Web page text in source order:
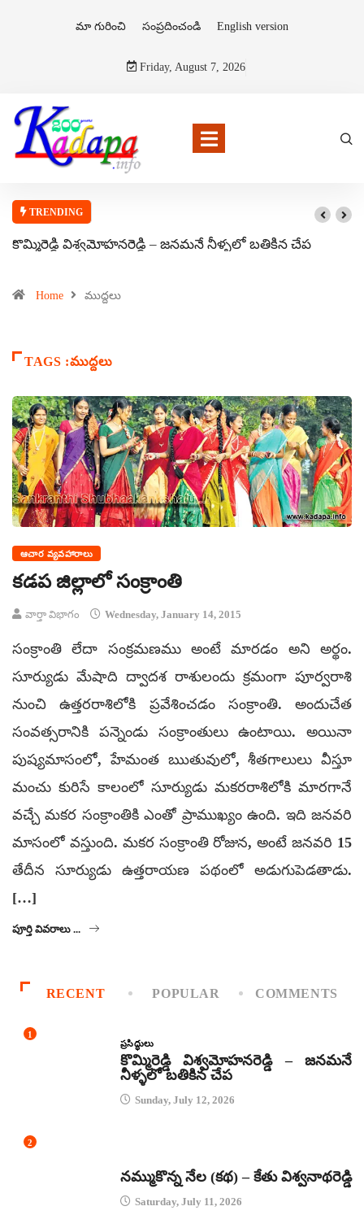
మా గురించి సంప్రదించండి English version
Friday, August 7, 2026
TRENDING
కొమ్మిరెడ్డి విశ్వమోహనరెడ్డి – జనమనే నీళ్ళలో బతికిన చేప
Home ముద్దలు
TAGS :ముద్దలు
ఆచార వ్యవహారాలు
కడప జిల్లాలో సంక్రాంతి
వార్తా విభాగం Wednesday, January 14, 2015
సంక్రాంతి లేదా సంక్రమణము అంటే మారడం అని అర్థం.
సూర్యుడు మేషాది ద్వాదశ రాశులందు క్రమంగా పూర్వరాశి
నుంచి ఉత్తరరాశిలోకి ప్రవేశించడం సంక్రాంతి. అందుచేత
సంవత్సరానికి పన్నెండు సంక్రాంతులు ఉంటాయి. అయినా
పుష్యమాసంలో, హేమంత ఋతువులో, శీతగాలులు వీస్తూ
మంచు కురిసే కాలంలో సూర్యుడు మకరరాశిలోకి మారగానే
వచ్చే మకర సంక్రాంతికి ఎంతో ప్రాముఖ్యం ఉంది. ఇది జనవరి
మాసంలో వస్తుంది. మకర సంక్రాంతి రోజున, అంటే జనవరి 15
తేదీన సూర్యుడు ఉత్తరాయణ పథంలో అడుగుపెడతాడు.
[…]
పూర్తి వివరాలు ...
RECENT POPULAR COMMENTS
1
ప్రసిద్ధులు
కొమ్మిరెడ్డి విశ్వమోహనరెడ్డి – జనమనే
నీళ్ళలో బతికిన చేప
Sunday, July 12, 2026
2
నమ్ముకొన్న నేల (కథ) – కేతు విశ్వనాథరెడ్డి
Saturday, July 11, 2026